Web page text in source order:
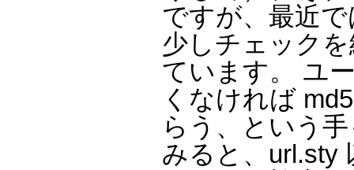
ですが、最近
少しチェック
ています。 ユ
くなければ
らう、という
みると、url.sty